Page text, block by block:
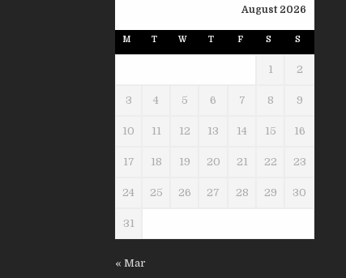
August 2026
M T W T F S S
1 2
3 4 5 6 7 8 9
10 11 12 13 14 15 16
17 18 19 20 21 22 23
24 25 26 27 28 29 30
31
« Mar